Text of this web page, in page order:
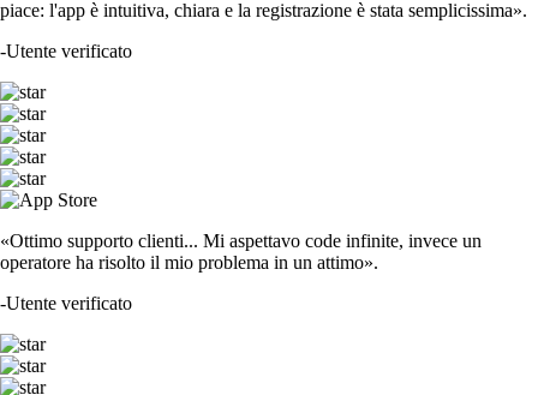
piace: l'app è intuitiva, chiara e la registrazione è stata semplicissima».
-Utente verificato
«Ottimo supporto clienti... Mi aspettavo code infinite, invece un
operatore ha risolto il mio problema in un attimo».
-Utente verificato